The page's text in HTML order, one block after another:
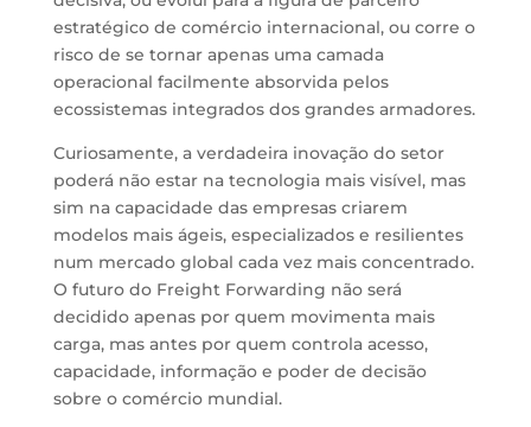
estratégico de comércio internacional, ou corre o
risco de se tornar apenas uma camada
operacional facilmente absorvida pelos
ecossistemas integrados dos grandes armadores.
Curiosamente, a verdadeira inovação do setor
poderá não estar na tecnologia mais visível,mas
sim na capacidade dasempresas criarem
modelos mais ágeis, especializados e resilientes
num mercado global cada vez mais concentrado.
O futuro do Freight Forwarding não será
decidido apenas por quem movimenta mais
carga,mas antes por quem controla acesso,
capacidade, informação e poder de decisão
sobre o comércio mundial.